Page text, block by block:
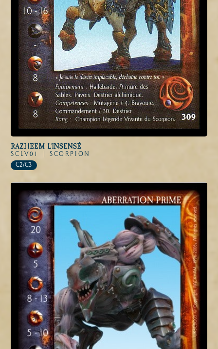
RAZHEEM L'INSENSÉ
SCLV01 |
SCORPION
C2/C3